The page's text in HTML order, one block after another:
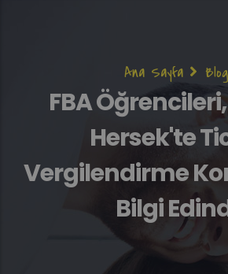
Sayfa
yolu
Ana Sayfa Blog
FBA
Hersek'te
Vergilendirme
Bilgi